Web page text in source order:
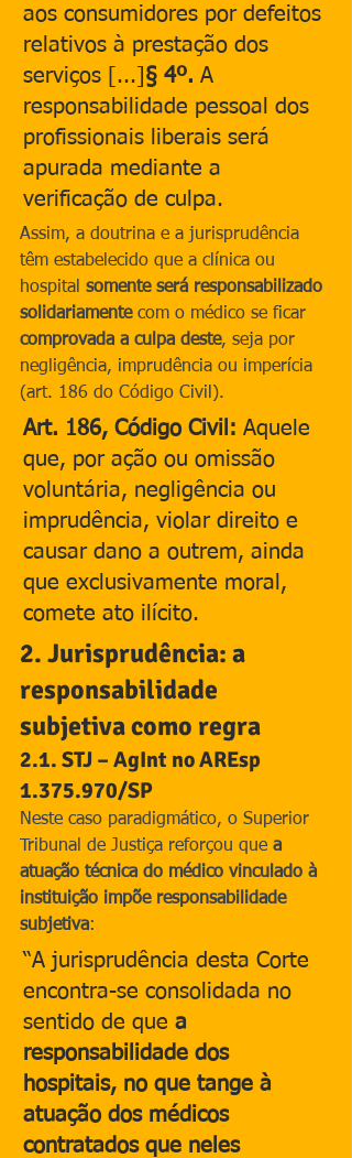
aos consumidores por defeitos
relativos à prestação dos
serviços [...] § 4º. A
responsabilidade pessoal dos
profissionais liberais será
apurada mediante a
verificação de culpa.
Assim, a doutrina e a jurisprudência
têm estabelecido que a clínica ou
hospital somente será responsabilizado
solidariamente com o médico se ficar
comprovada a culpa deste, seja por
negligência, imprudência ou imperícia
(art. 186 do Código Civil).
Art. 186, Código Civil: Aquele
que, por ação ou omissão
voluntária, negligência ou
imprudência, violar direito e
causar dano a outrem, ainda
que exclusivamente moral,
comete ato ilícito.
2. Jurisprudência: a
responsabilidade
subjetiva como regra
2.1. STJ – AgInt no AREsp
1.375.970/SP
Neste caso paradigmático, o Superior
Tribunal de Justiça reforçou que a
atuação técnica do médico vinculado à
instituição impõe responsabilidade
subjetiva:
“A jurisprudência desta Corte
encontra-se consolidada no
sentido de que a
responsabilidade dos
hospitais, no que tange à
atuação dos médicos
contratados que neles